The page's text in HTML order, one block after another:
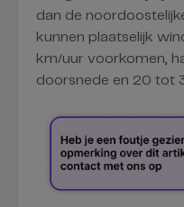
dan de
kunnen plaatselijk
km/uur voorkomen,
doorsnede en 20 tot